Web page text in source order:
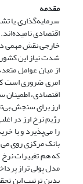
مقدمه
سرمایه‌گذاری یا
اقتصادی
شدت نیاز این
از میان عوامل
امری ضروری است
اقتصادی، اطمینان
ارز برای سنجش
رژیم نرخ ارز در
را می‌پذیرد و با
بانک مرکزی روی
که هم تغییرات نرخ
مدل پولی تراز